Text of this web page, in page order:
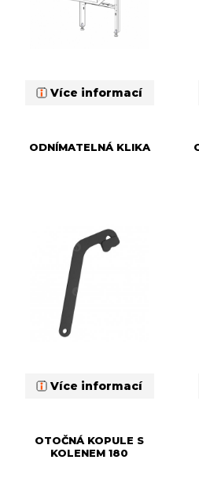
Více informací
ODNÍMATELNÁ KLIKA
Více informací
OTOČNÁ KOPULE S
KOLENEM 180